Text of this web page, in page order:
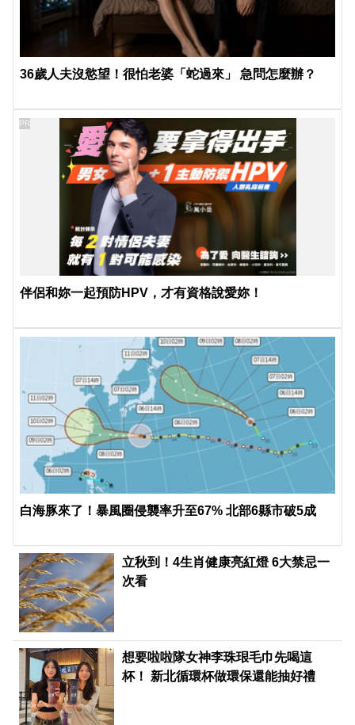
36歲人夫沒慾望！很怕老婆「蛇過來」 急問怎麼辦？
伴侶和妳一起預防HPV，才有資格說愛妳！
PR
白海豚來了！暴風圈侵襲率升至67% 北部6縣市破5成
立秋到！4生肖健康亮紅燈 6大禁忌一
次看
想要啦啦隊女神李珠珢毛巾先喝這
杯！ 新北循環杯做環保還能抽好禮